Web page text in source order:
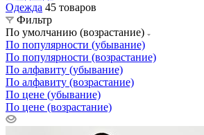
Одежда 45 товаров
Фильтр
По умолчанию (возрастание)
По популярности (убывание)
По популярности (возрастание)
По алфавиту (убывание)
По алфавиту (возрастание)
По цене (убывание)
По цене (возрастание)